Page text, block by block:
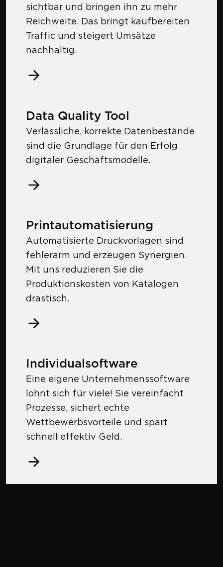
sichtbar und bringen ihn zu mehr
Reichweite. Das bringt kaufbereiten
Traffic und steigert Umsätze
nachhaltig.
Data Quality Tool
Verlässliche, korrekte Datenbestände
sind die Grundlage für den Erfolg
digitaler Geschäftsmodelle.
Printautomatisierung
Automatisierte Druckvorlagen sind
fehlerarm und erzeugen Synergien.
Mit uns reduzieren Sie die
Produktionskosten von Katalogen
drastisch.
Individualsoftware
Eine eigene Unternehmenssoftware
lohnt sich für viele! Sie vereinfacht
Prozesse, sichert echte
Wettbewerbsvorteile und spart
schnell effektiv Geld.